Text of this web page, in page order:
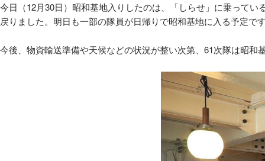
今日（12月30日）昭和基地入りしたのは、「しらせ」に乗ってい
戻りました。明日も一部の隊員が日帰りで昭和基地に入る予定で
今後、物資輸送準備や天候などの状況が整い次第、 61次隊は昭和